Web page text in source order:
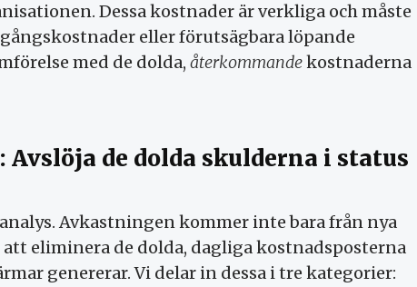
Dessa kostnader är verkliga och måste
eller förutsägbara löpande
med de dolda, återkommandekostnaderna
de dolda skulderna i status
Avkastningen kommer inte bara från nya
eliminera de dolda, dagliga kostnadsposterna
genererar. Vi delar in dessa i tre kategorier: